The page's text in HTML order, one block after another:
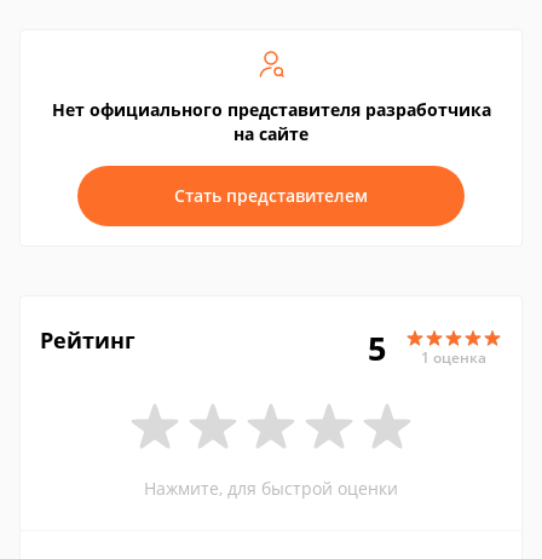
Нет официального представителя разработчика
на сайте
Стать представителем
Рейтинг 5 1 оценка
Нажмите, для быстрой оценки